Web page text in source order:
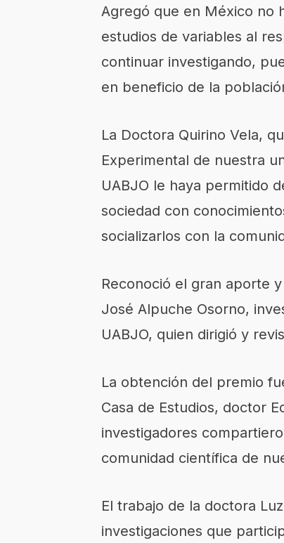
Agregó que en México no
estudios de variables al
continuar investigando,
en beneficio de la
La Doctora Quirino Vela,
Experimental de nuestra
UABJO le haya permitido
sociedad con
socializarlos con la
Reconoció el gran aporte
José Alpuche Osorno,
UABJO, quien dirigió y
La obtención del premio
Casa de Estudios, doctor
investigadores
comunidad científica de
El trabajo de la doctora
investigaciones que